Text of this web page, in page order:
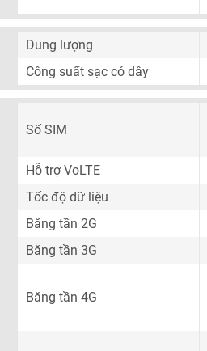
Dung lượng
Công suất sạc có dây
Số SIM
Hỗ trợ VoLTE
Tốc độ dữ liệu
Băng tần 2G
Băng tần 3G
Băng tần 4G